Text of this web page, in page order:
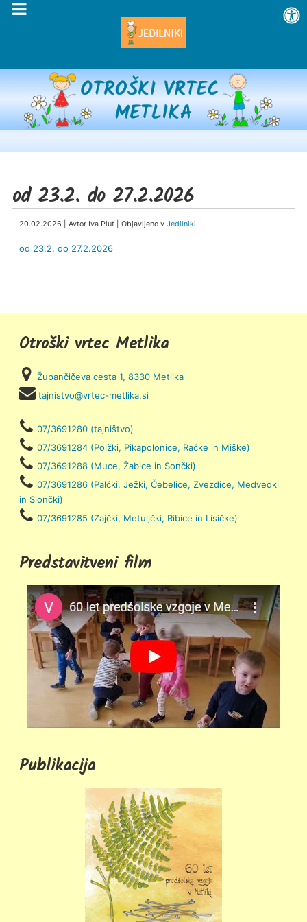
od 23.2. do 27.2.2026
20.02.2026 | Avtor Iva Plut | Objavljeno v Jedilniki
od 23.2. do 27.2.2026
Otroški vrtec Metlika
Župančičeva cesta 1, 8330 Metlika
tajnistvo@vrtec-metlika.si
07/3691280 (tajništvo)
07/3691284 (Polžki, Pikapolonice, Račke in Miške)
07/3691288 (Muce, Žabice in Sončki)
07/3691286 (Palčki, Ježki, Čebelice, Zvezdice, Medvedki
in Slončki)
07/3691285 (Zajčki, Metuljčki, Ribice in Lisičke)
Predstavitveni film
Publikacija